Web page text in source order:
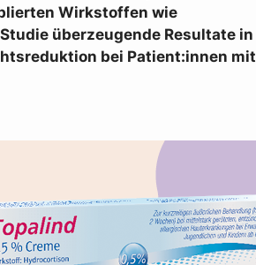
Wirkstoffen wie
überzeugende Resultate in
bei Patient:innen mit